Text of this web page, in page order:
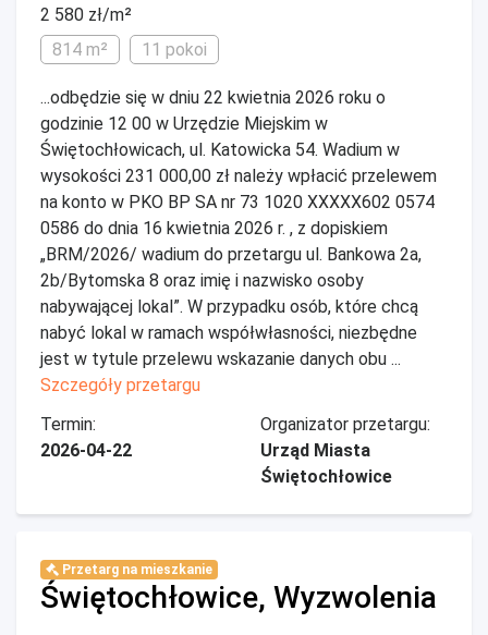
2 580 zł/m²
814 m²
11 pokoi
...odbędzie się w dniu 22 kwietnia 2026 roku o
godzinie 12 00 w Urzędzie Miejskim w
Świętochłowicach, ul. Katowicka 54. Wadium w
wysokości 231 000,00 zł należy wpłacić przelewem
na konto w PKO BP SA nr 73 1020 XXXXX602 0574
0586 do dnia 16 kwietnia 2026 r. , z dopiskiem
„BRM/2026/ wadium do przetargu ul. Bankowa 2a,
2b/Bytomska 8 oraz imię i nazwisko osoby
nabywającej lokal”. W przypadku osób, które chcą
nabyć lokal w ramach współwłasności, niezbędne
jest w tytule przelewu wskazanie danych obu ...
Szczegóły przetargu
Termin:
2026-04-22
Organizator przetargu:
Urząd Miasta
Świętochłowice
Przetarg na mieszkanie
Świętochłowice, Wyzwolenia